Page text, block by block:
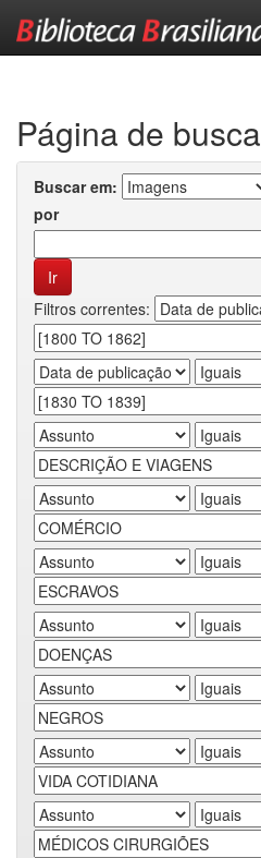
Página de busca
Buscar em:
por
Filtros correntes: